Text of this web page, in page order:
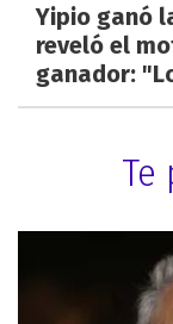
Yipio ganó
reveló el
ganador:
Te